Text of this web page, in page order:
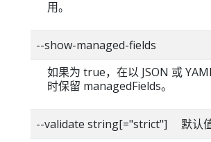
用。
--show-managed-fields
如果为 true，在以 JSON 或
时保留 managedFields。
--validate string[="strict"] 默认